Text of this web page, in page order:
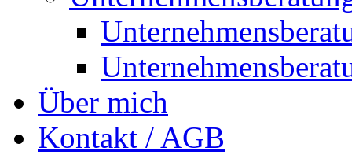
Über mich
Kontakt / AGB